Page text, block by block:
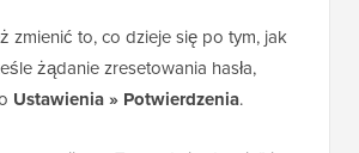
zmienić to, co dzieje się po tym, jak
żądanie zresetowania hasła,
Ustawienia » Potwierdzenia.